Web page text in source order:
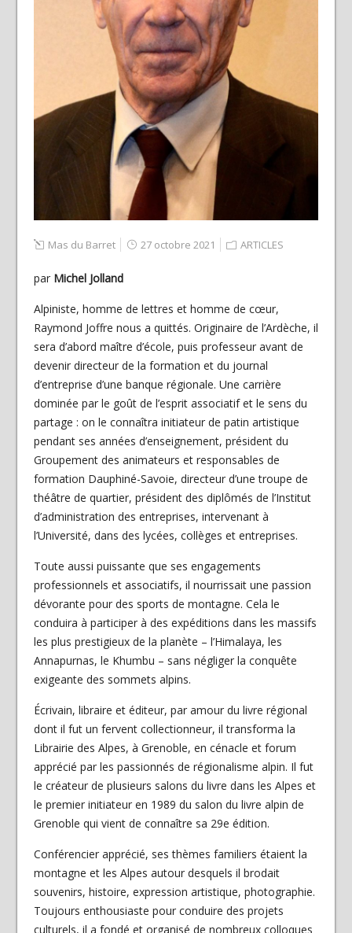
Mas du Barret 27 octobre 2021 ARTICLES
par Michel Jolland
Alpiniste, homme de lettres et homme de cœur,
Raymond Joffre nous a quittés. Originaire de l’Ardèche, il
sera d’abord maître d’école, puis professeur avant de
devenir directeur de la formation et du journal
d’entreprise d’une banque régionale. Une carrière
dominée par le goût de l’esprit associatif et le sens du
partage : on le connaîtra initiateur de patin artistique
pendant ses années d’enseignement, président du
Groupement des animateurs et responsables de
formation Dauphiné-Savoie, directeur d’une troupe de
théâtre de quartier, président des diplômés de l’Institut
d’administration des entreprises, intervenant à
l’Université, dans des lycées, collèges et entreprises.
Toute aussi puissante que ses engagements
professionnels et associatifs, il nourrissait une passion
dévorante pour des sports de montagne. Cela le
conduira à participer à des expéditions dans les massifs
les plus prestigieux de la planète – l’Himalaya, les
Annapurnas, le Khumbu – sans négliger la conquête
exigeante des sommets alpins.
Écrivain, libraire et éditeur, par amour du livre régional
dont il fut un fervent collectionneur, il transforma la
Librairie des Alpes, à Grenoble, en cénacle et forum
apprécié par les passionnés de régionalisme alpin. Il fut
le créateur de plusieurs salons du livre dans les Alpes et
le premier initiateur en 1989 du salon du livre alpin de
Grenoble qui vient de connaître sa 29e édition.
Conférencier apprécié, ses thèmes familiers étaient la
montagne et les Alpes autour desquels il brodait
souvenirs, histoire, expression artistique, photographie.
Toujours enthousiaste pour conduire des projets
culturels, il a fondé et organisé de nombreux colloques